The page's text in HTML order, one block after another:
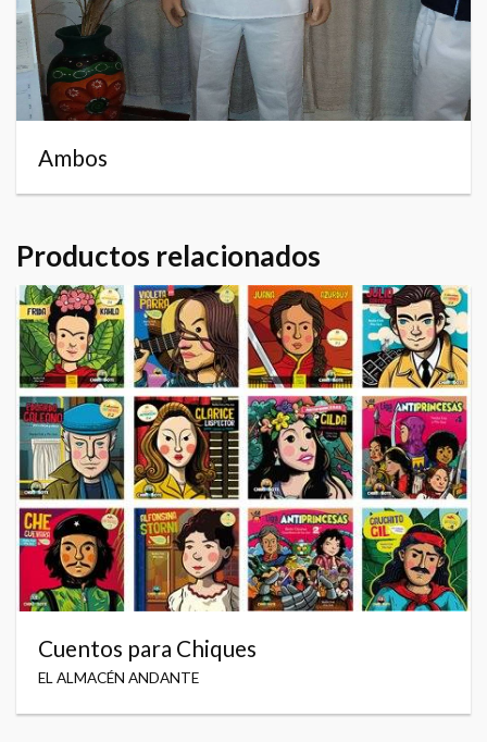
Ambos
Productos relacionados
Cuentos para Chiques
EL ALMACÉN ANDANTE